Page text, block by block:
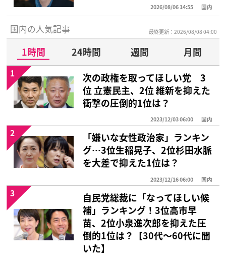
2026/08/06 14:55 国内
国内の人気記事 最終更新：2026/08/08 04:00
1時間 24時間 週間
月間
次の政権を取ってほしい党 3
位 立憲民主、2位 維新を抑えた
衝撃の圧倒的1位は？
2023/12/03 06:00 国内
1
「嫌いな女性政治家」ランキン
グ…3位生稲晃子、2位杉田水脈
を大差で抑えた1位は？
2023/12/16 06:00 国内
2
自民党総裁に「なってほしい候
補」ランキング！3位高市早
苗、2位小泉進次郎を抑えた圧
倒的1位は？【30代〜60代に聞
いた】
3